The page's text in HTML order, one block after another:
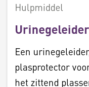
Hulpmiddel
Urinegeleider
Een
plasprotector
het zittend